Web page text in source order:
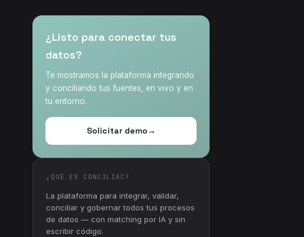
¿Listo para conectar tus
datos?
Te mostramos la plataforma integrando
y conciliando tus fuentes, en vivo y en
tu entorno.
Solicitar demo→
¿QUÉ ES CONCILIAC?
La plataforma para integrar, validar,
conciliar y gobernar todos tus procesos
de datos — con matching por IA y sin
escribir código.